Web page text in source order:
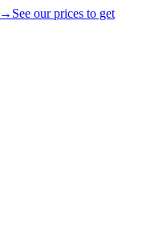
→ See our prices to get